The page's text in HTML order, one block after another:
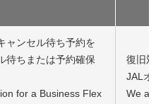
ャンセル待ち予約を
待ちまたは予約確保
for a Business Flex
復旧
JALオ
We